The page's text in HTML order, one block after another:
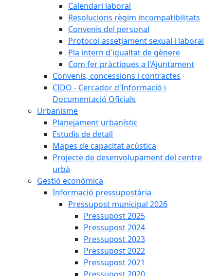
Calendari laboral
Resolucions règim incompatibilitats
Convenis del personal
Protocol assetjament sexual i laboral
Pla intern d'igualtat de gènere
Com fer pràctiques a l'Ajuntament
Convenis, concessions i contractes
CIDO - Cercador d'Informació i
Documentació Oficials
Urbanisme
Planejament urbanístic
Estudis de detall
Mapes de capacitat acústica
Projecte de desenvolupament del centre
urbà
Gestió econòmica
Informació pressupostària
Pressupost municipal 2026
Pressupost 2025
Pressupost 2024
Pressupost 2023
Pressupost 2022
Pressupost 2021